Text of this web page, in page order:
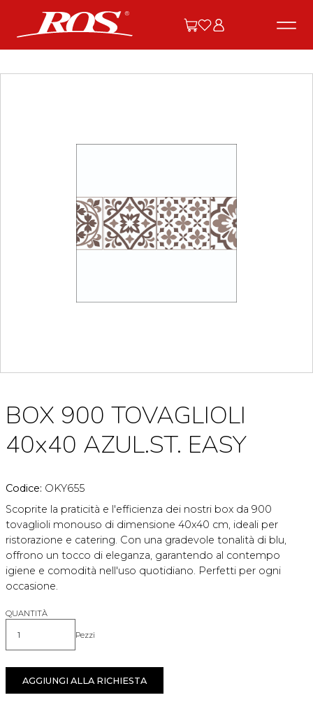
BOX 900 TOVAGLIOLI
40x40 AZUL.ST. EASY
Codice: OKY655
Scoprite la praticità e l'efficienza dei nostri box da 900
tovaglioli monouso di dimensione 40x40 cm, ideali per
ristorazione e catering. Con una gradevole tonalità di blu,
offrono un tocco di eleganza, garantendo al contempo
igiene e comodità nell'uso quotidiano. Perfetti per ogni
occasione.
QUANTITÀ
Quantità Pezzi
AGGIUNGI ALLA RICHIESTA